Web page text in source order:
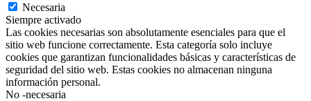
Necesaria
Siempre activado
Las cookies necesarias son absolutamente esenciales para que el
sitio web funcione correctamente. Esta categoría solo incluye
cookies que garantizan funcionalidades básicas y características de
seguridad del sitio web. Estas cookies no almacenan ninguna
información personal.
No -necesaria